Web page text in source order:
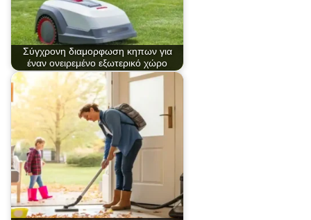
Σύγχρονη διαμορφωση κηπων για
έναν ονειρεμένο εξωτερικό χώρο